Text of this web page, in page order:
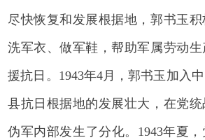
尽快恢复和发展根据地，郭书玉
洗军衣、做军鞋，帮助军属劳动
援抗日。1943年4月，郭书玉加入
县抗日根据地的发展壮大，在党统
伪军内部发生了分化。1943年夏